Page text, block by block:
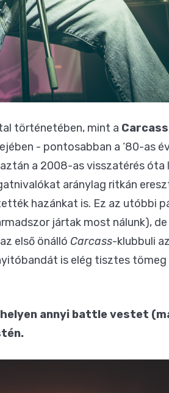
történetében, mint a Carcass
- pontosabban a ‘80-as
a 2008-as visszatérés óta
aránylag ritkán
hazánkat is. Ez az utóbbi
jártak most nálunk),
első önálló Carcass-klubbuli
is elég tisztes
annyi battle vestet